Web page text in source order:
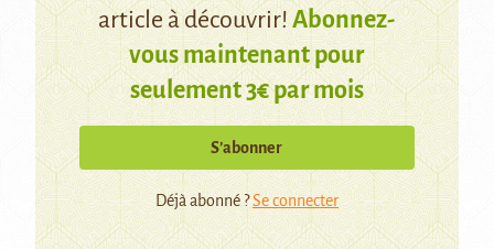
article à découvrir!Abonnez-
vous maintenant pour
seulement 3€ par mois
S’abonner
Déjà abonné ?Se connecter